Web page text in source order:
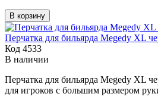
В корзину
Перчатка для бильярда Megedy XL
Код 4533
В наличии
Перчатка для бильярда Megedy XL
для игроков с большим размером